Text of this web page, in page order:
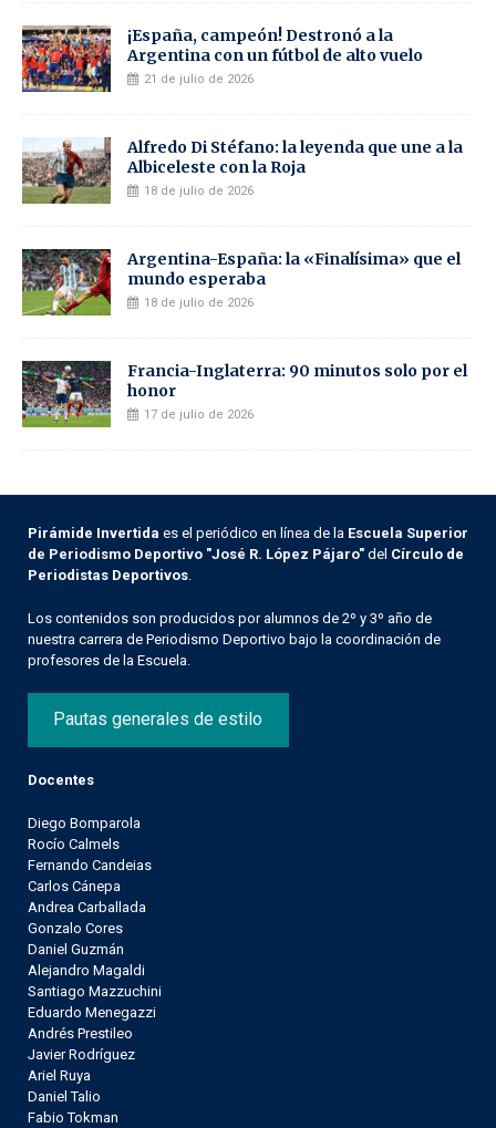
¡España, campeón! Destronó a la
Argentina con un fútbol de alto vuelo
21 de julio de 2026
Alfredo Di Stéfano: la leyenda que une a la
Albiceleste con la Roja
18 de julio de 2026
Argentina-España: la «Finalísima» que el
mundo esperaba
18 de julio de 2026
Francia-Inglaterra: 90 minutos solo por el
honor
17 de julio de 2026
Pirámide Invertida es el periódico en línea de la Escuela Superior
de Periodismo Deportivo "José R. López Pájaro" del Círculo de
Periodistas Deportivos
Los contenidos son producidos por alumnos de 2º y 3º año de
nuestra carrera de Periodismo Deportivo bajo la coordinación de
profesores de la Escuela.
Pautas generales de estilo
Docentes
Diego Bomparola
Rocío Calmels
Fernando Candeias
Carlos Cánepa
Andrea Carballada
Gonzalo Cores
Daniel Guzmán
Alejandro Magaldi
Santiago Mazzuchini
Eduardo Menegazzi
Andrés Prestileo
Javier Rodríguez
Ariel Ruya
Daniel Talio
Fabio Tokman